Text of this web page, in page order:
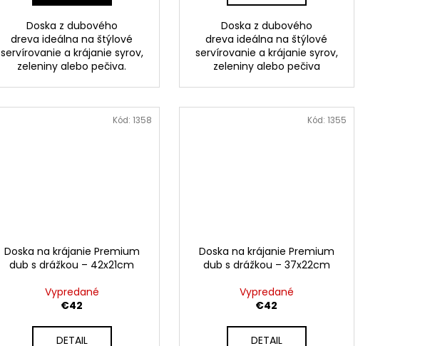
Doska z dubového
dreva ideálna na štýlové
servírovanie a krájanie syrov,
zeleniny alebo pečiva.
Doska z dubového
dreva ideálna na štýlové
servírovanie a krájanie syrov,
zeleniny alebo pečiva
Doska na krájanie Premium
dub s drážkou – 42x21cm
Vypredané
€42
DETAIL
Kód: 1358
Doska na krájanie Premium
dub s drážkou – 37x22cm
Vypredané
€42
DETAIL
Kód: 1355